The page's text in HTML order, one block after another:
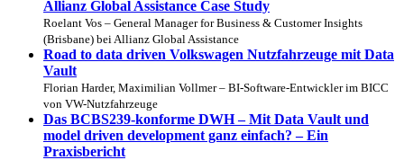
Allianz Global Assistance Case Study
Roelant Vos – General Manager for Business & Customer Insights
(Brisbane) bei Allianz Global Assistance
Road to data driven Volkswagen Nutzfahrzeuge mit Data
Vault
Florian Harder, Maximilian Vollmer – BI-Software-Entwickler im BICC
von VW-Nutzfahrzeuge
Das BCBS239-konforme DWH – Mit Data Vault und
model driven development ganz einfach? – Ein
Praxisbericht